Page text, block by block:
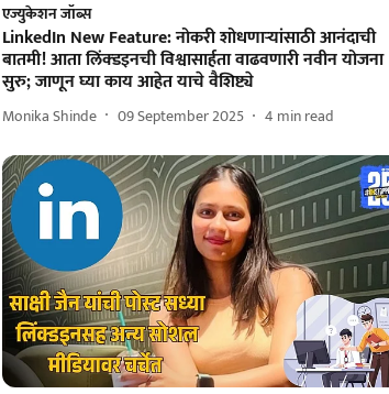
एज्युकेशन जॉब्स
LinkedIn New Feature: नोकरी शोधणाऱ्यांसाठी आनंदाची
बातमी! आता लिंक्डइनची विश्वासार्हता वाढवणारी नवीन योजना
सुरु; जाणून घ्या काय आहेत याचे वैशिष्ट्ये
Monika Shinde 09 September 2025 4 min read